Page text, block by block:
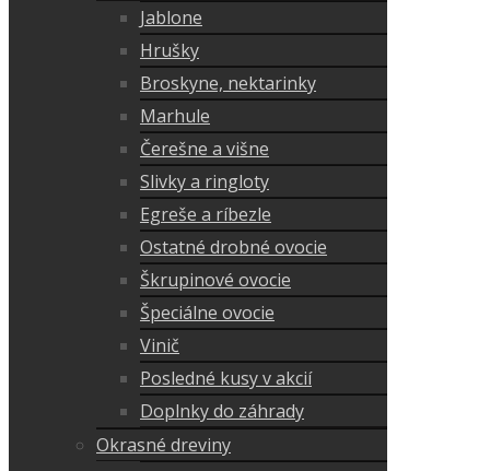
Jablone
Hrušky
Broskyne, nektarinky
Marhule
Čerešne a višne
Slivky a ringloty
Egreše a ríbezle
Ostatné drobné ovocie
Škrupinové ovocie
Špeciálne ovocie
Vinič
Posledné kusy v akcií
Doplnky do záhrady
Okrasné dreviny